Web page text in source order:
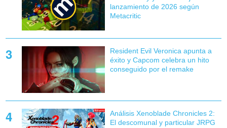
lanzamiento de 2026 según
Metacritic
Resident Evil Veronica apunta a
éxito y Capcom celebra un hito
conseguido por el remake
Análisis Xenoblade Chronicles 2:
El descomunal y particular JRPG